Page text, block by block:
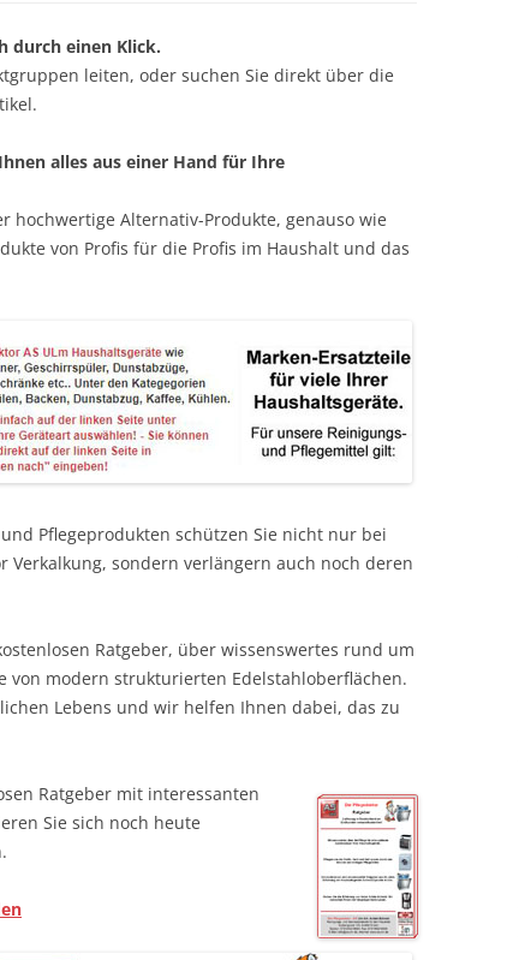
durch einen Klick.
leiten, oder suchen Sie direkt über die
alles aus einer Hand für Ihre
hochwertige Alternativ-Produkte, genauso wie
von Profis für die Profis im Haushalt und das
Pflegeprodukten schützen Sie nicht nur bei
Verkalkung, sondern verlängern auch noch deren
Ratgeber, über wissenswertes rund um
von modern strukturierten Edelstahloberflächen.
Lebens und wir helfen Ihnen dabei, das zu
Ratgeber mit interessanten
Sie sich noch heute